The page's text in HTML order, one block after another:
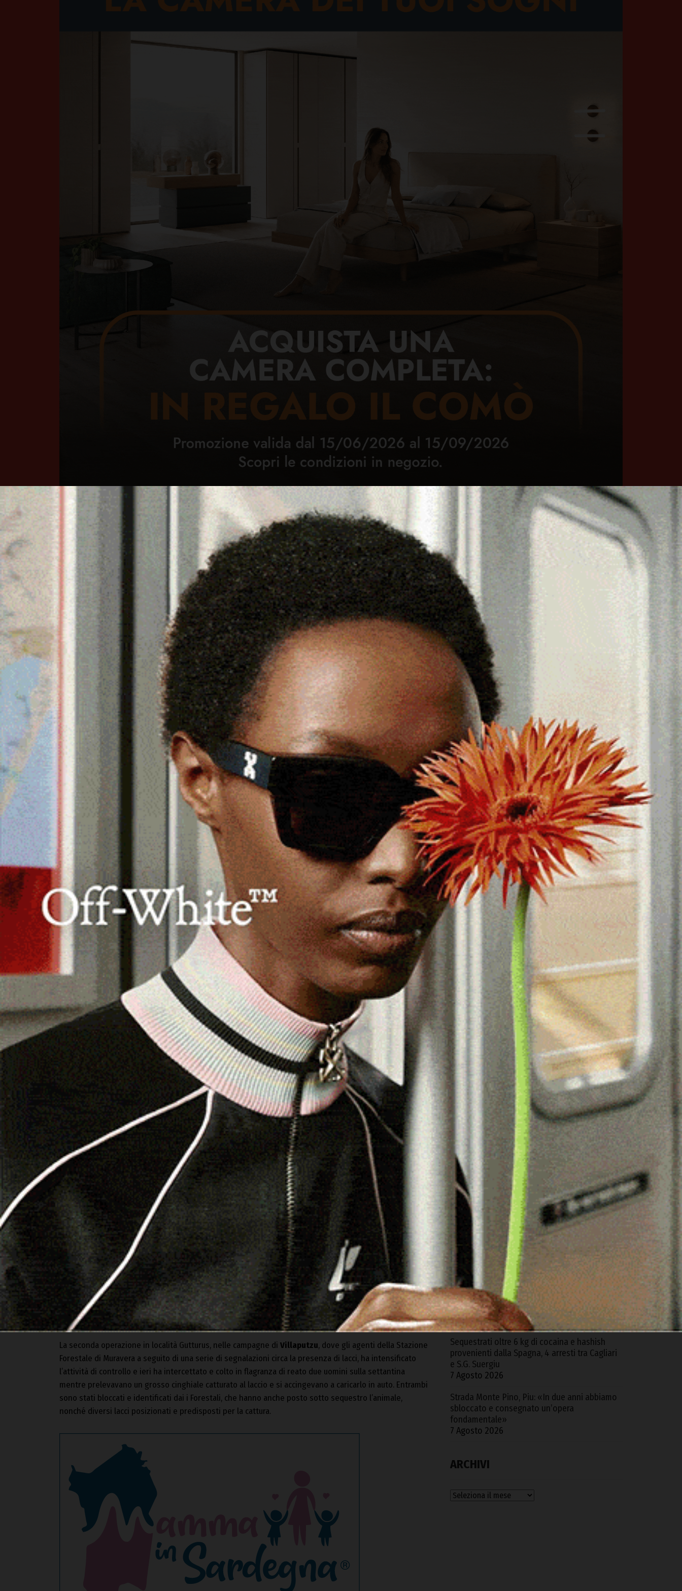
Home Ozieri Territorio Sardegna Cronaca Attualità Sport Cultura Rubriche Necrologie
Numeri
utili
Contatti
OPERAZIONI ANTIBRACCONAGGIO A VILLA SAN
PIETRO E VILLAPUTZU, DENUNCIATI 3 UOMINI
30 Dicembre 2022, 17:16
Sequestrati dal Corpo Forestale selvaggina, sistemi illegali di cattura, armi e
munizioni.
Ammonta a tre denunce e al sequestro di selvaggina, di sistemi illegali di cattura, nonché di armi e
munizioni, il resoconto di due operazioni di antibracconaggio condotte dal Servizio territoriale di
Cagliari del Corpo Forestale nei territori comunali di Villa San Pietro (CA) e Villaputzu (SU).
Il primo intervento in località Is Canargius, nelle campagne di Villa San Pietro, vicino al parco regionale
di Gutturu Mannu, all’interno in una zona e interna a una “Zona addestramento cani” (Zac). Il personale
della Stazione Forestale di Pula, a seguito di un’attività di controllo nel territorio ha scoperto lungo la
recinzione che delimita la stessa Zac, 4 gabbie per la cattura di cinghiali selvatici che contenevano
mandorle e altro cibo che serviva ad attirarli. Gli animali, appena introdottisi all’interno, facevano
scattare il meccanismo rimanendo intrappolati.
I cinghiali, una volta catturati vivi, venivano poi liberati all’interno della zona addestramento cani per
essere uccisi nel corso di battute di caccia a pagamento.
Vista la scoperta, i Forestali hanno quindi proceduto alla perquisizione dell’ovile del proprietario titolare
della Zac, durante la quale sono stati rinvenuti e sequestrati lacci per cattura di cervi e cinghiali, nonché
munizioni detenute illegalmente. All’uomo, un 70enne di Sarroch, pregiudicato per reati venatori e in
materia di armi, sono stati contestati i reati di illegale cattura di selvaggina con sistemi non consentiti,
detenzione di sistemi di cattura illegali e detenzione illegale di munizioni. Accertate anche violazioni
alle norme di contrasto alla peste suina africana.
La seconda operazione in località Gutturus, nelle campagne di Villaputzu, dove gli agenti della Stazione
Forestale di Muravera a seguito di una serie di segnalazioni circa la presenza di lacci, ha intensificato
l’attività di controllo e ieri ha intercettato e colto in flagranza di reato due uomini sulla settantina
mentre prelevavano un grosso cinghiale catturato al laccio e si accingevano a caricarlo in auto. Entrambi
sono stati bloccati e identificati dai i Forestali, che hanno anche posto sotto sequestro l’animale,
nonché diversi lacci posizionati e predisposti per la cattura.
Cerca
Cerca
Facebook
ThreadsInstagram
X YouTube
ARTICOLI RECENTI
Olbia, a fuoco due furgoni e un deposito
attrezzi
8 Agosto 2026
Olbia. Controlli di GdiF e ADM all’aeroporto:
sequestrati sabbia e alimenti senza
8 Agosto 2026
Ad Alà dei Sardi la XXIII Rassegna
Internazionale del Folklore
7 Agosto 2026
Sequestrati oltre 6 kg di cocaina e hashish
provenienti dalla Spagna, 4 arresti tra Cagliari
e S.G. Suergiu
7 Agosto 2026
Strada Monte Pino, Piu: «In due anni abbiamo
sbloccato e consegnato un’opera
fondamentale»
7 Agosto 2026
ARCHIVI
Archivi